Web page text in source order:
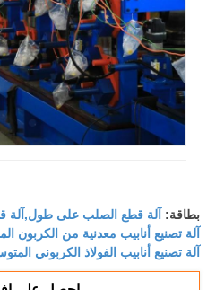
بطاقة: آلة قطع الصلب على طول,آلة
آلة تصنيع أنابيب معدنية من الكربون
آلة تصنيع أنابيب الفولاذ الكربوني